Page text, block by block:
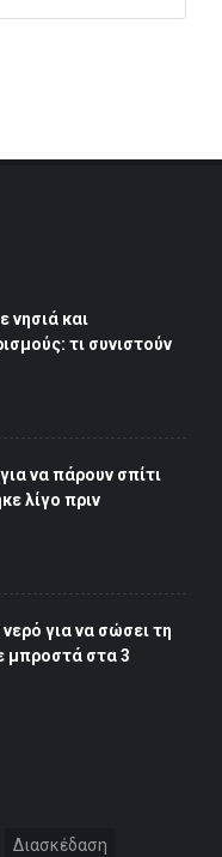
νησιά και
τι συνιστούν
να πάρουν σπίτι
λίγο πριν
για να σώσει τη
μπροστά στα 3
Διασκέδαση